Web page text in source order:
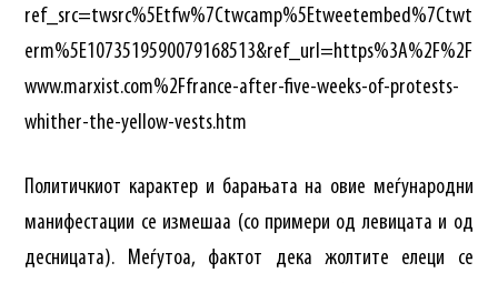
ref_src=twsrc%5Etfw%7Ctwcamp%5Etweetembed%7Ctwt
erm%5E1073519590079168513&ref_url=https%3A%2F%2F
www.marxist.com%2Ffrance-after-five-weeks-of-protests-
whither-the-yellow-vests.htm
Политичкиот карактер и барањата на овие меѓународни
манифестации се измешаа (со примери од левицата и од
десницата). Меѓутоа, фактот дека жолтите елеци се